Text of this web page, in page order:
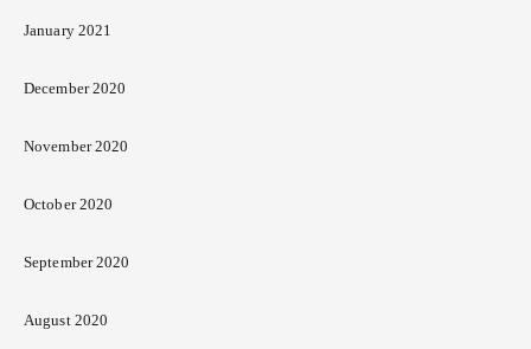
January 2021
December 2020
November 2020
October 2020
September 2020
August 2020